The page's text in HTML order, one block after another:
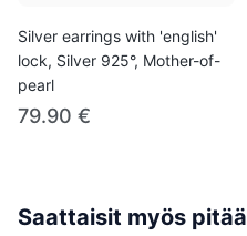
Silver earrings with 'english'
lock, Silver 925°, Mother-of-
pearl
79.90 €
Saattaisit myös pitää